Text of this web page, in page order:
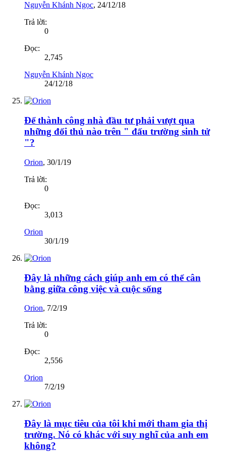
Nguyễn Khánh Ngọc, 24/12/18
Trả lời:
0
Đọc:
2,745
Nguyễn Khánh Ngọc
24/12/18
Để thành công nhà đầu tư phải vượt qua
những đối thủ nào trên " đấu trường sinh tử
"?
Orion, 30/1/19
Trả lời:
0
Đọc:
3,013
Orion
30/1/19
Đây là những cách giúp anh em có thể cân
bằng giữa công việc và cuộc sống
Orion, 7/2/19
Trả lời:
0
Đọc:
2,556
Orion
7/2/19
Đây là mục tiêu của tôi khi mới tham gia thị
trường. Nó có khác với suy nghĩ của anh em
không?